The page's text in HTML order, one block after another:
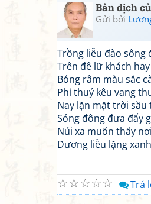
Bản dịch
Gửi bởi
Trồng liễu đào sông
Trên đê lữ khách
Bóng râm màu sắc
Phỉ thuý kêu vang
Nay lặn mặt trời sầu
Sóng đông đưa đẩy
Núi xa muốn thấy
Dương liễu lặng
☆
☆
☆
☆
☆ Trả